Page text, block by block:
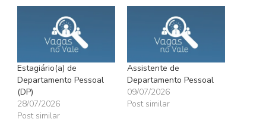
Estagiário(a) de
Departamento Pessoal
(DP)
28/07/2026
Post similar
Assistente de
Departamento Pessoal
09/07/2026
Post similar